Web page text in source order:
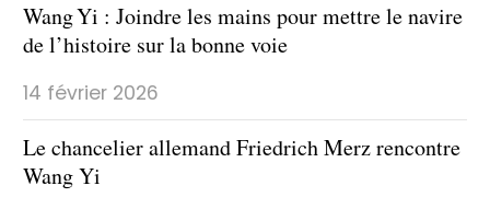
Wang Yi : Joindre les mains pour mettre le navire
de l’histoire sur la bonne voie
14 février 2026
Le chancelier allemand Friedrich Merz rencontre
Wang Yi